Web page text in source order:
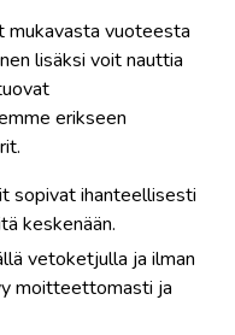
mukavasta vuoteesta
lisäksi voit nauttia
erikseen
sopivat ihanteellisesti
keskenään.
vetoketjulla ja ilman
moitteettomasti ja